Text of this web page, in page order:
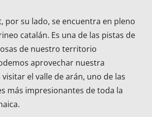
por su lado, se encuentra en pleno
catalán. Es una de las pistas de
de nuestro territorio
aprovechar nuestra
el valle de arán, uno de las
más impresionantes de toda la